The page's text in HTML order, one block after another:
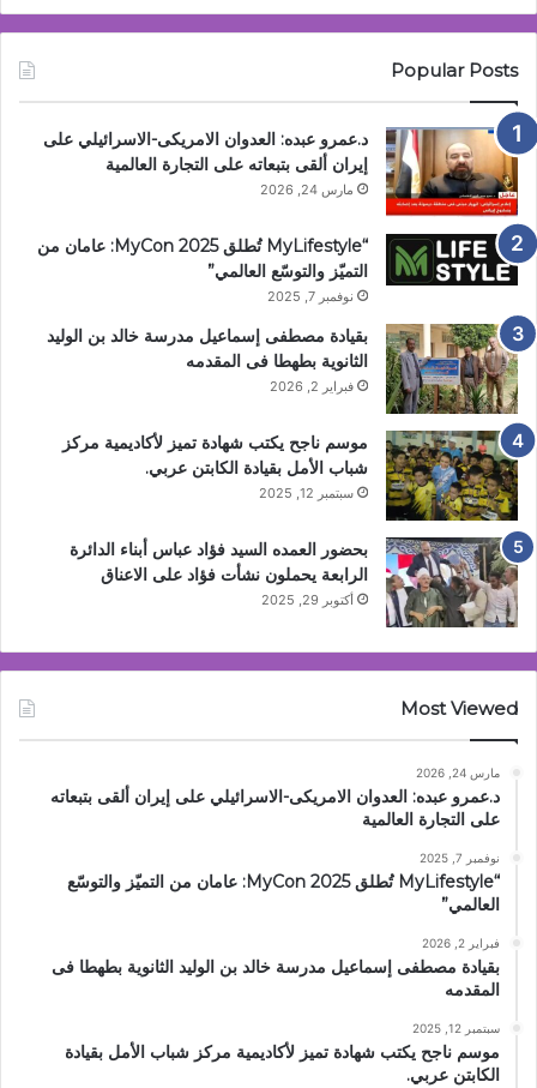
Popular Posts
د.عمرو عبده: العدوان الامريكى-الاسرائيلي على
إيران ألقى بتبعاته على التجارة العالمية
مارس 24, 2026
“MyLifestyle تُطلق MyCon 2025: عامان من
التميّز والتوسّع العالمي”
نوفمبر 7, 2025
بقيادة مصطفى إسماعيل مدرسة خالد بن الوليد
الثانوية بطهطا فى المقدمه
فبراير 2, 2026
موسم ناجح يكتب شهادة تميز لأكاديمية مركز
شباب الأمل بقيادة الكابتن عربي.
سبتمبر 12, 2025
بحضور العمده السيد فؤاد عباس أبناء الدائرة
الرابعة يحملون نشأت فؤاد على الاعناق
أكتوبر 29, 2025
Most Viewed
مارس 24, 2026
د.عمرو عبده: العدوان الامريكى-الاسرائيلي على إيران ألقى بتبعاته
على التجارة العالمية
نوفمبر 7, 2025
“MyLifestyle تُطلق MyCon 2025: عامان من التميّز والتوسّع
العالمي”
فبراير 2, 2026
بقيادة مصطفى إسماعيل مدرسة خالد بن الوليد الثانوية بطهطا فى
المقدمه
سبتمبر 12, 2025
موسم ناجح يكتب شهادة تميز لأكاديمية مركز شباب الأمل بقيادة
الكابتن عربي.